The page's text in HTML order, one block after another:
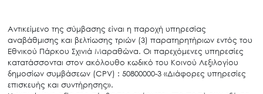
Αντικείμενο της σύμβασης είναι η παροχή υπηρεσίας
αναβάθμισης και βελτίωσης τριών (3) παρατηρητήριων εντός του
Εθνικού Πάρκου Σχινιά Μαραθώνα. Οι παρεχόμενες υπηρεσίες
κατατάσσονται στον ακόλουθο κωδικό του Κοινού Λεξιλογίου
δημοσίων συμβάσεων (CPV) : 50800000-3 «Διάφορες υπηρεσίες
επισκευής και συντήρησης».